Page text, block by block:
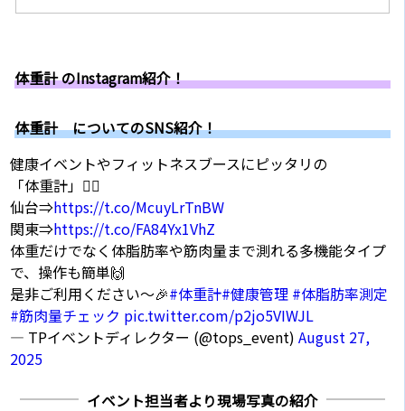
体重計 のInstagram紹介！
体重計 についてのSNS紹介！
健康イベントやフィットネスブースにピッタリの
「体重計」🏋️‍♂️
仙台⇒https://t.co/McuyLrTnBW
関東⇒https://t.co/FA84Yx1VhZ
体重だけでなく体脂肪率や筋肉量まで測れる多機能タイプ
で、操作も簡単🙌
是非ご利用ください～🎉#体重計#健康管理 #体脂肪率測定
#筋肉量チェック pic.twitter.com/p2jo5VIWJL
— TPイベントディレクター (@tops_event)August 27,
2025
イベント担当者より現場写真の紹介